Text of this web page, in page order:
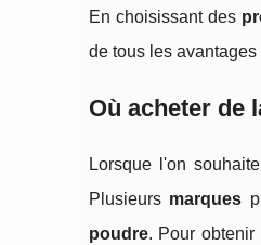
En choisissant des
de tous les avantages
Où acheter de
Lorsque l'on
Plusieurs marques
poudre. Pour obtenir